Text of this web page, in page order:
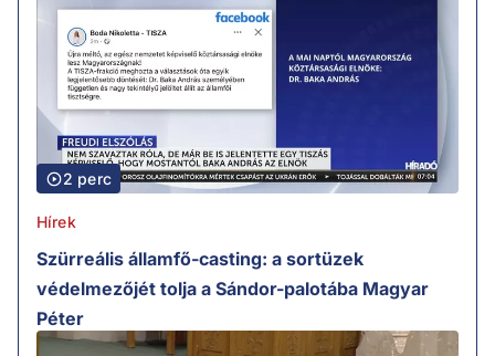
2 perc
Hírek
Szürreális államfő-casting: a sortüzek
védelmezőjét tolja a Sándor-palotába Magyar
Péter